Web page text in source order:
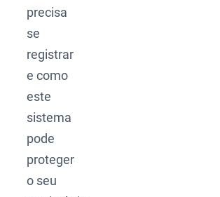
precisa
se
registrar
e como
este
sistema
pode
proteger
o seu